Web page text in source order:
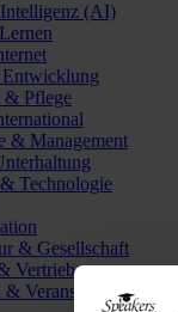
(AI)
& Pflege
& Management
Technologie
& Gesellschaft
Vertrieb
Veranstaltungsleitung